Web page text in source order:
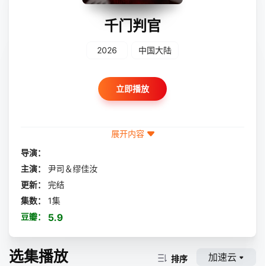
千门判官
2026 中国大陆
立即播放
展开内容
导演：
主演：
尹司＆缪佳汝
更新：
完结
集数：
1集
豆瓣：
5.9
选集播放 排序 加速云